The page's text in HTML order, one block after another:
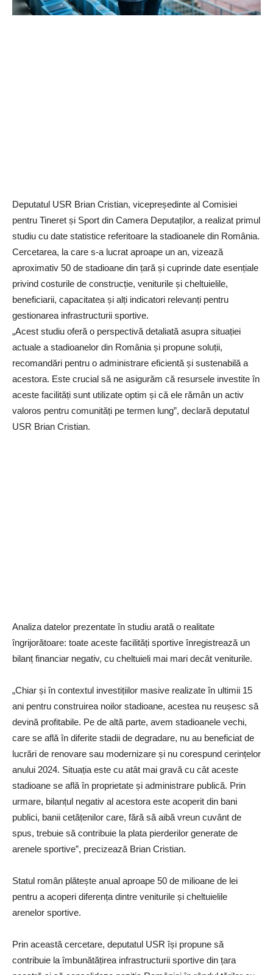
Deputatul USR Brian Cristian, vicepreședinte al Comisiei
pentru Tineret și Sport din Camera Deputaților, a realizat primul
studiu cu date statistice referitoare la stadioanele din România.
Cercetarea, la care s-a lucrat aproape un an, vizează
aproximativ 50 de stadioane din țară și cuprinde date esențiale
privind costurile de construcție, veniturile și cheltuielile,
beneficiarii, capacitatea și alți indicatori relevanți pentru
gestionarea infrastructurii sportive.
„Acest studiu oferă o perspectivă detaliată asupra situației
actuale a stadioanelor din România și propune soluții,
recomandări pentru o administrare eficientă și sustenabilă a
acestora. Este crucial să ne asigurăm că resursele investite în
aceste facilități sunt utilizate optim și că ele rămân un activ
valoros pentru comunități pe termen lung”, declară deputatul
USR Brian Cristian.
Analiza datelor prezentate în studiu arată o realitate
îngrijorătoare: toate aceste facilități sportive înregistrează un
bilanț financiar negativ, cu cheltuieli mai mari decât veniturile.
„Chiar și în contextul investițiilor masive realizate în ultimii 15
ani pentru construirea noilor stadioane, acestea nu reușesc să
devină profitabile. Pe de altă parte, avem stadioanele vechi,
care se află în diferite stadii de degradare, nu au beneficiat de
lucrări de renovare sau modernizare și nu corespund cerințelor
anului 2024. Situația este cu atât mai gravă cu cât aceste
stadioane se află în proprietate și administrare publică. Prin
urmare, bilanțul negativ al acestora este acoperit din bani
publici, banii cetățenilor care, fără să aibă vreun cuvânt de
spus, trebuie să contribuie la plata pierderilor generate de
arenele sportive”, precizează Brian Cristian.
Statul român plătește anual aproape 50 de milioane de lei
pentru a acoperi diferența dintre veniturile și cheltuielile
arenelor sportive.
Prin această cercetare, deputatul USR își propune să
contribuie la îmbunătățirea infrastructurii sportive din țara